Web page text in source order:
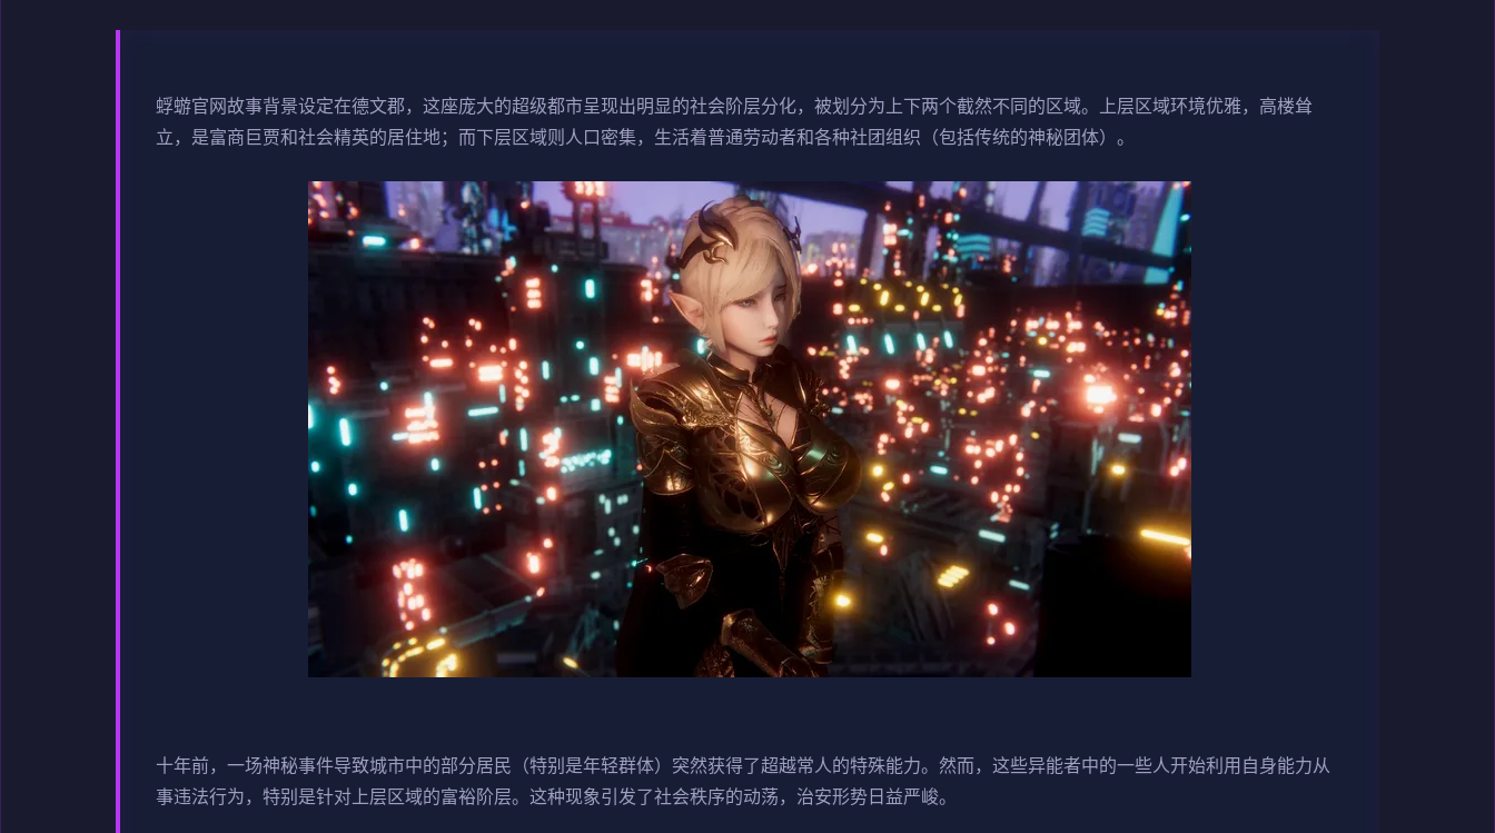
蜉蝣官网故事背景设定在德文郡，这座庞大的超级都市呈现出明显的社会阶层分化，被划分为上下两个截然不同的区域。上层区域环境优雅，高楼耸
立，是富商巨贾和社会精英的居住地；而下层区域则人口密集，生活着普通劳动者和各种社团组织（包括传统的神秘团体）。
十年前，一场神秘事件导致城市中的部分居民（特别是年轻群体）突然获得了超越常人的特殊能力。然而，这些异能者中的一些人开始利用自身能力从
事违法行为，特别是针对上层区域的富裕阶层。这种现象引发了社会秩序的动荡，治安形势日益严峻。